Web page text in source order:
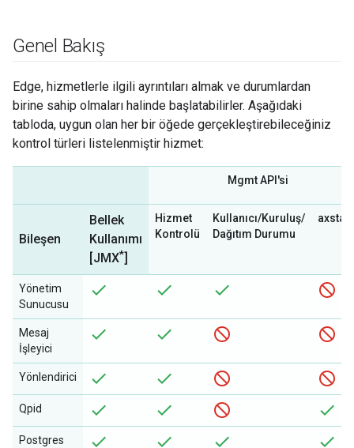
Genel Bakış
Edge, hizmetlerle ilgili ayrıntıları almak ve durumlardan
birine sahip olmaları halinde başlatabilirler. Aşağıdaki
tabloda, uygun olan her bir öğede gerçekleştirebileceğiniz
kontrol türleri listelenmiştir hizmet:
Mgmt API'si
Bileşen
Bellek
Kullanımı
[JMX*
Hizmet
Kontrolü
Kullanıcı/Kuruluş/
Dağıtım Durumu
Yönetim
Sunucusu
Mesaj
İşleyici
Yönlendirici
Qpid
Postgres